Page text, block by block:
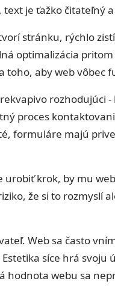
je ťažko čitateľný
stránku, rýchlo
optimalizácia
toho, aby web vôbec
rozhodujúci
proces
formuláre majú
urobiť krok, by mu
že si to rozmyslí
Web sa často
síce hrá svoju
hodnota webu sa